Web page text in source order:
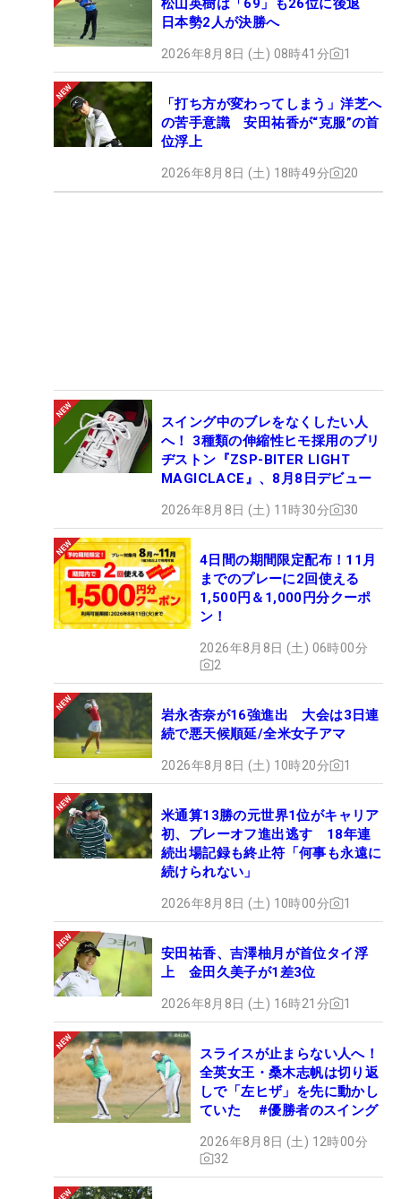
松山英樹は「69」も26位に後退
日本勢2人が決勝へ
2026年8月8日 (土) 08時41分 1
「打ち方が変わってしまう」洋芝へ
の苦手意識 安田祐香が“克服”の首
位浮上
2026年8月8日 (土) 18時49分 20
スイング中のブレをなくしたい人
へ！ 3種類の伸縮性ヒモ採用のブリ
ヂストン『ZSP-BITER LIGHT
MAGICLACE』、8月8日デビュー
2026年8月8日 (土) 11時30分 30
4日間の期間限定配布！11月
までのプレーに2回使える
1,500円＆1,000円分クーポ
ン！
2026年8月8日 (土) 06時00分
2
岩永杏奈が16強進出 大会は3日連
続で悪天候順延/全米女子アマ
2026年8月8日 (土) 10時20分 1
米通算13勝の元世界1位がキャリア
初、プレーオフ進出逃す 18年連
続出場記録も終止符「何事も永遠に
続けられない」
2026年8月8日 (土) 10時00分 1
安田祐香、吉澤柚月が首位タイ浮
上 金田久美子が1差3位
2026年8月8日 (土) 16時21分 1
スライスが止まらない人へ！
全英女王・桑木志帆は切り返
しで「左ヒザ」を先に動かし
ていた #優勝者のスイング
2026年8月8日 (土) 12時00分
32